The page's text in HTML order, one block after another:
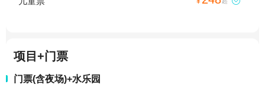
项目+门票
门票(含夜场)+水乐园